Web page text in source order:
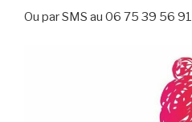
Ou par SMS au 06 75 39 56 91